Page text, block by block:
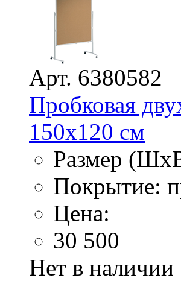
Арт. 6380582
Пробковая
150х120 см
Размер
Покрытие:
Цена:
30 500
Нет в наличии